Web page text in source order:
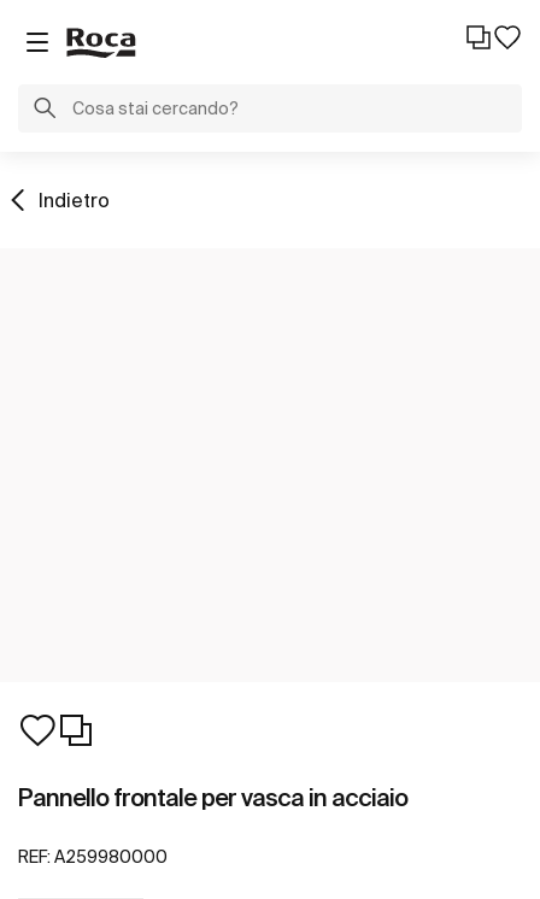
Indietro
Pannello frontale per vasca in acciaio
REF: A259980000